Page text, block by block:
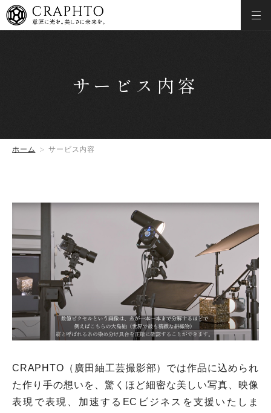
サービス内容
ホーム サービス内容
CRAPHTO（廣田紬工芸撮影部）では作品に込められ
た作り手の想いを、驚くほど細密な美しい写真、映像
表現で表現、加速するECビジネスを支援いたしま